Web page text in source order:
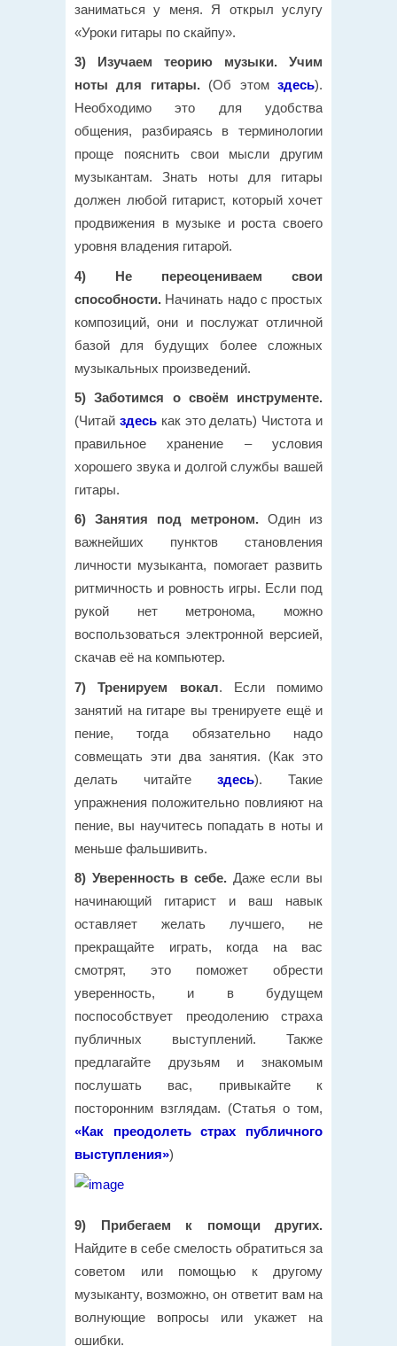
заниматься у меня. Я открыл услугу
«Уроки гитары по скайпу».
3) Изучаем теорию музыки.
Учим
ноты для гитары.(Об этомздесь).
Необходимо это для удобства
общения, разбираясь в терминологии
проще пояснить свои мысли другим
музыкантам. Знать ноты для гитары
должен любой гитарист, который хочет
продвижения в музыке и роста своего
уровня владения гитарой.
4) Не переоцениваем свои
способности. Начинать надо с простых
композиций, они и послужат отличной
базой для будущих более сложных
музыкальных произведений.
5) Заботимся о своём инструменте.
(Читай здесь как это делать) Чистота и
правильное хранение – условия
хорошего звука и долгой службы вашей
гитары.
6) Занятия под метроном. Один из
важнейших пунктов становления
личности музыканта, помогает развить
ритмичность и ровность игры. Если под
рукой нет метронома, можно
воспользоваться электронной версией,
скачав её на компьютер.
7) Тренируем вокал. Если помимо
занятий на гитаре вы тренируете ещё и
пение, тогда обязательно надо
совмещать эти два занятия. (Как это
делать читайте здесь). Такие
упражнения положительно повлияют на
пение, вы научитесь попадать в ноты и
меньше фальшивить.
8) Уверенность в себе. Даже если вы
начинающий гитарист и ваш навык
оставляет желать лучшего, не
прекращайте играть, когда на вас
смотрят, это поможет обрести
уверенность, и в будущем
поспособствует преодолению страха
публичных выступлений. Также
предлагайте друзьям и знакомым
послушать вас, привыкайте к
посторонним взглядам. (Статья о том,
«Как преодолеть страх публичного
выступления»)
9) Прибегаем к помощи других.
Найдите в себе смелость обратиться за
советом или помощью к другому
музыканту, возможно, он ответит вам на
волнующие вопросы или укажет на
ошибки.